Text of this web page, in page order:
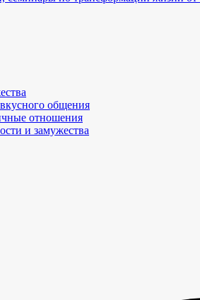
общения
отношения
и замужества